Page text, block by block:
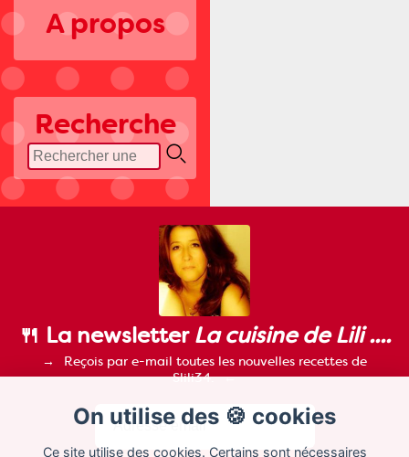
A propos
Recherche
On utilise des 🍪 cookies
Ce site utilise des cookies. Certains sont nécessaires
🍴 La newsletterLa cuisine de Lili ....
Reçois par e-mail toutes les nouvelles recettes de
Slili34.